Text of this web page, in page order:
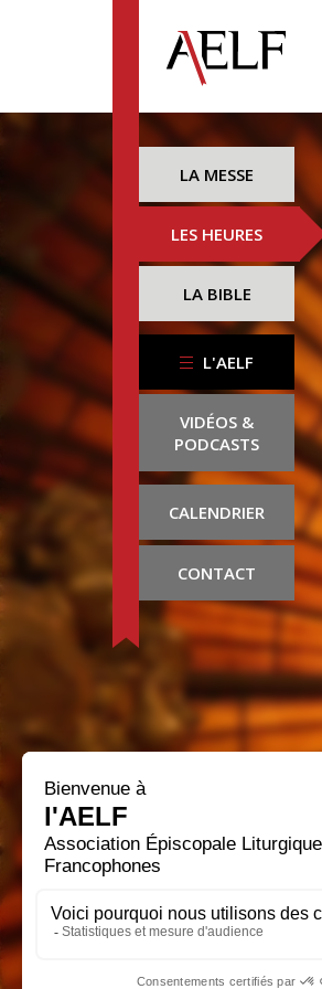
LA MESSE
LES HEURES
LA BIBLE
L'AELF
VIDÉOS &
PODCASTS
CALENDRIER
CONTACT